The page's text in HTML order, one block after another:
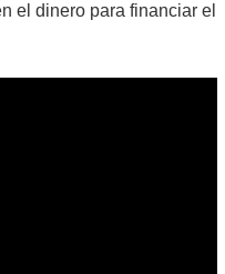
el dinero para financiar el